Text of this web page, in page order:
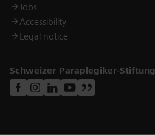
Jobs
Accessibility
Legal notice
Schweizer Paraplegiker-